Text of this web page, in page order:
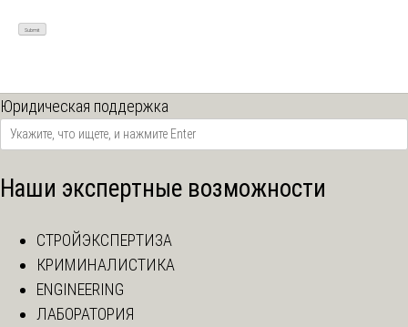
Юридическая поддержка
Наши экспертные возможности
СТРОЙЭКСПЕРТИЗА
КРИМИНАЛИСТИКА
ENGINEERING
ЛАБОРАТОРИЯ